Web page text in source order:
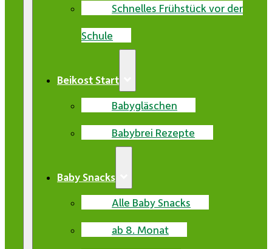
Schnelles Frühstück vor der
Schule
Beikost Start
Babygläschen
Babybrei Rezepte
Baby Snacks
Alle Baby Snacks
ab 8. Monat